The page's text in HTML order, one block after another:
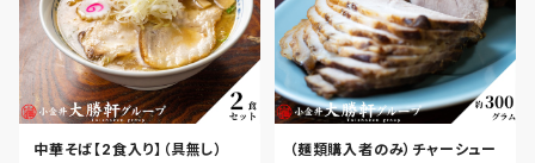
中華そば【2食入り】（具無し）
（麺類購入者のみ）チャーシュー